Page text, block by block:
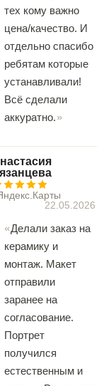
тех кому важно
цена/качество. И
отдельно спасибо
ребятам которые
устанавливали!
Всё сделали
аккуратно.
22.05.2026
Делали заказ на
керамику и
монтаж. Макет
отправили
заранее на
согласование.
Портрет
получился
естественным и